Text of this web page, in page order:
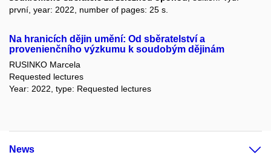
první, year: 2022, number of pages: 25 s.
Na hranicích dějin umění: Od sběratelství a
provenienčního výzkumu k soudobým dějinám
RUSINKO Marcela
Requested lectures
Year: 2022, type: Requested lectures
News